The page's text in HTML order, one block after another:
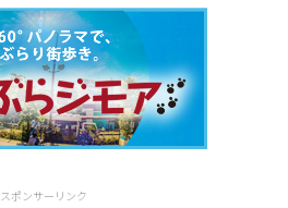
スポンサーリンク